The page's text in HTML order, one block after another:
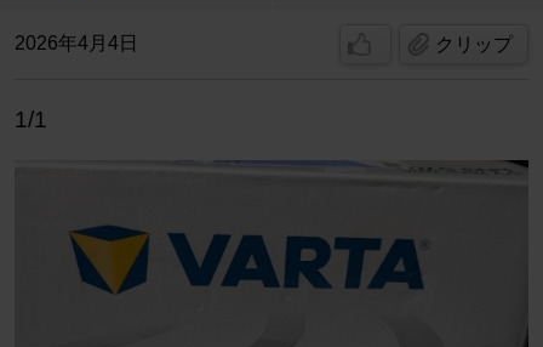
2026年4月4日 クリップ
1/1